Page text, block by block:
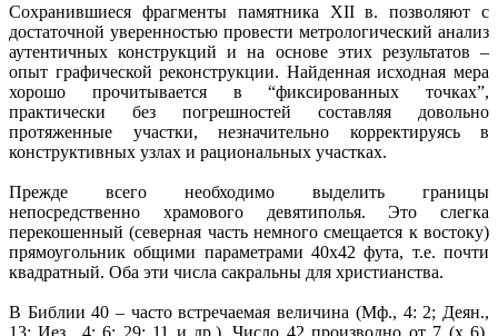
Сохранившиеся фрагменты памятника XII в. позволяют с
достаточной уверенностью провести метрологический анализ
аутентичных конструкций и на основе этих результатов –
опыт графической реконструкции. Найденная исходная мера
хорошо прочитывается в “фиксированных точках”,
практически без погрешностей составляя довольно
протяженные участки, незначительно корректируясь в
конструктивных узлах и рациональных участках.
Прежде всего необходимо выделить границы
непосредственно храмового девятиполья. Это слегка
перекошенный (северная часть немного смещается к востоку)
прямоугольник общими параметрами 40х42 фута, т.е. почти
квадратный. Оба эти числа сакральны для христианства.
В Библии 40 – часто встречаемая величина (Мф., 4: 2; Деян.,
13; Иез., 4: 6; 29: 11 и др.). Число 42 производно от 7 (х 6),